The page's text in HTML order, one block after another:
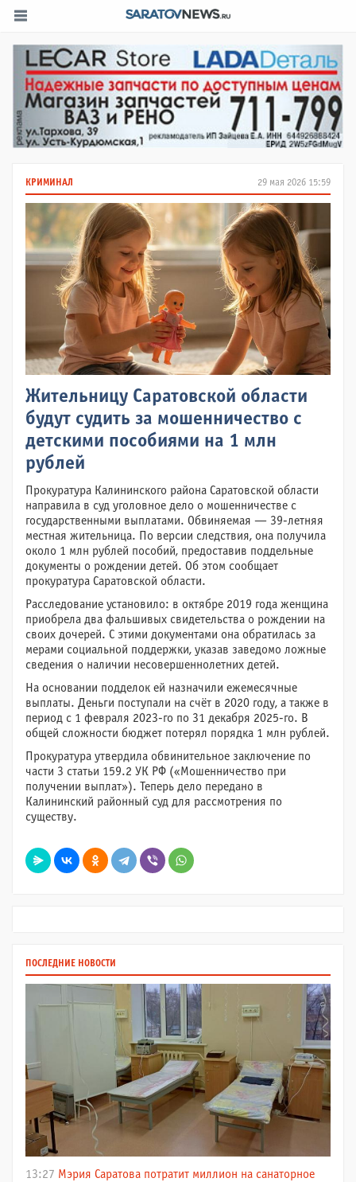
29 мая 2026 15:59
КРИМИНАЛ
Жительницу Саратовской области
будут судить за мошенничество с
детскими пособиями на 1 млн
рублей
Прокуратура Калининского района Саратовской области
направила в суд уголовное дело о мошенничестве с
государственными выплатами. Обвиняемая — 39-летняя
местная жительница. По версии следствия, она получила
около 1 млн рублей пособий, предоставив поддельные
документы о рождении детей. Об этом сообщает
прокуратура Саратовской области.
Расследование установило: в октябре 2019 года женщина
приобрела два фальшивых свидетельства о рождении на
своих дочерей. С этими документами она обратилась за
мерами социальной поддержки, указав заведомо ложные
сведения о наличии несовершеннолетних детей.
На основании подделок ей назначили ежемесячные
выплаты. Деньги поступали на счёт в 2020 году, а также в
период с 1 февраля 2023-го по 31 декабря 2025-го. В
общей сложности бюджет потерял порядка 1 млн рублей.
Прокуратура утвердила обвинительное заключение по
части 3 статьи 159.2 УК РФ («Мошенничество при
получении выплат»). Теперь дело передано в
Калининский районный суд для рассмотрения по
существу.
ПОСЛЕДНИЕ НОВОСТИ
13:27 Мэрия Саратова потратит миллион на санаторное